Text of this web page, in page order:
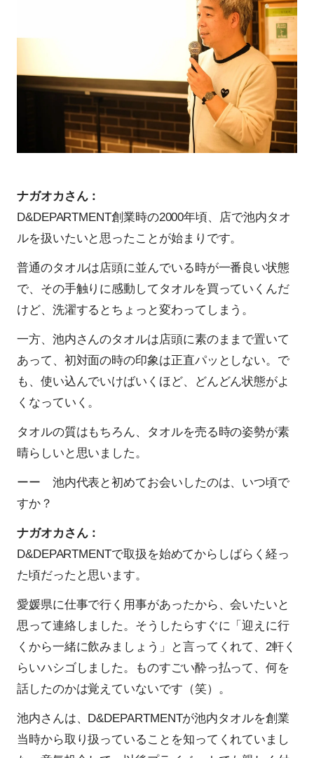
ナガオカさん：
D&DEPARTMENT創業時の2000年頃、店で池内タオ
ルを扱いたいと思ったことが始まりです。
普通のタオルは店頭に並んでいる時が一番良い状態
で、その手触りに感動してタオルを買っていくんだ
けど、洗濯するとちょっと変わってしまう。
一方、池内さんのタオルは店頭に素のままで置いて
あって、初対面の時の印象は正直パッとしない。で
も、使い込んでいけばいくほど、どんどん状態がよ
くなっていく。
タオルの質はもちろん、タオルを売る時の姿勢が素
晴らしいと思いました。
ーー 池内代表と初めてお会いしたのは、いつ頃で
すか？
ナガオカさん：
D&DEPARTMENTで取扱を始めてからしばらく経っ
た頃だったと思います。
愛媛県に仕事で行く用事があったから、会いたいと
思って連絡しました。そうしたらすぐに「迎えに行
くから一緒に飲みましょう」と言ってくれて、2軒く
らいハシゴしました。ものすごい酔っ払って、何を
話したのかは覚えていないです（笑）。
池内さんは、D&DEPARTMENTが池内タオルを創業
当時から取り扱っていることを知ってくれていまし